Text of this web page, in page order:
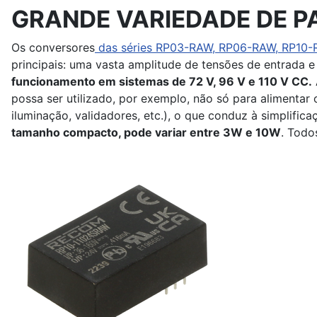
GRANDE VARIEDADE DE
Os conversores das séries RP03-RAW, RP06-RAW,
principais: uma vasta amplitude de tensões de entrada
funcionamento em sistemas de 72 V, 96 V e 110 V CC.
possa ser utilizado, por exemplo, não só para
iluminação, validadores, etc.), o que conduz à
tamanho compacto, pode variar entre 3W e 10W.